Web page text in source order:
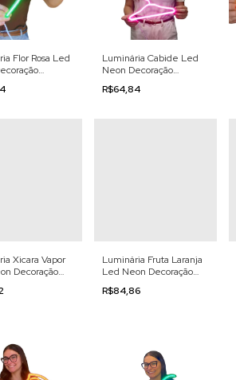
Flor Rosa Led
Luminária Cabide Led
Neon Decoração
110/220v
R$64,84
Xicara Vapor
Decoração
Luminária Fruta Laranja
Led Neon Decoração
110/220v
R$84,86